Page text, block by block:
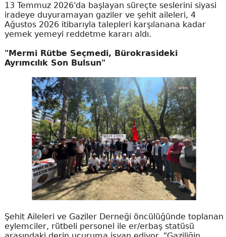
13 Temmuz 2026'da başlayan süreçte seslerini siyasi
iradeye duyuramayan gaziler ve şehit aileleri, 4
Ağustos 2026 itibarıyla talepleri karşılanana kadar
yemek yemeyi reddetme kararı aldı.
"Mermi Rütbe Seçmedi, Bürokrasideki
Ayrımcılık Son Bulsun"
Şehit Aileleri ve Gaziler Derneği öncülüğünde toplanan
eylemciler, rütbeli personel ile er/erbaş statüsü